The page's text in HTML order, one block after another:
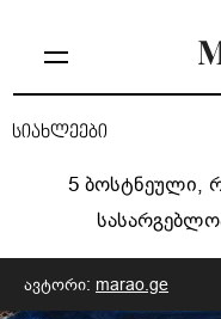
სიახლეები
5 ბოსტნეული,
ავტორი: marao.ge